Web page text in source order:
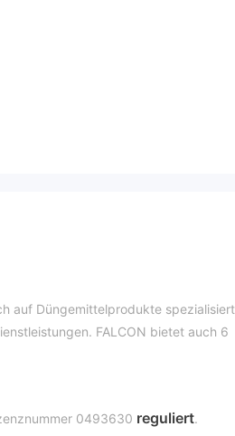
auf Düngemittelprodukte spezialisiert
FALCON bietet auch 6
0493630 reguliert.